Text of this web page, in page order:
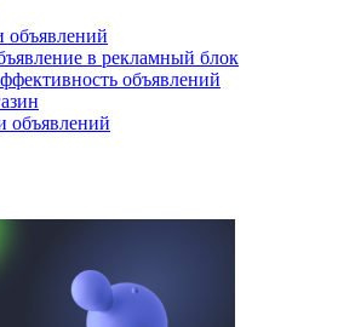
объявлений
в рекламный блок
объявлений
объявлений